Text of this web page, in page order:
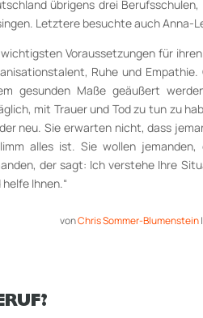
übrigens drei
Letztere besuchte auch Anna-
wichtigsten Voraussetzungen für
Ruhe und
gesunden Maße geäußert
mit Trauer und Tod zu tun zu
neu. Sie erwarten nicht, dass
alles ist. Sie wollen
der sagt: Ich verstehe Ihre
Ihnen.“
vonChris Sommer-Blumenstein|